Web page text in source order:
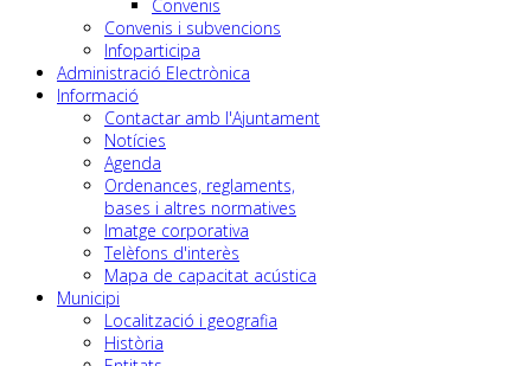
Convenis
Convenis i subvencions
Infoparticipa
Administració Electrònica
Informació
Contactar amb l'Ajuntament
Notícies
Agenda
Ordenances, reglaments,
bases i altres normatives
Imatge corporativa
Telèfons d'interès
Mapa de capacitat acústica
Municipi
Localització i geografia
Història